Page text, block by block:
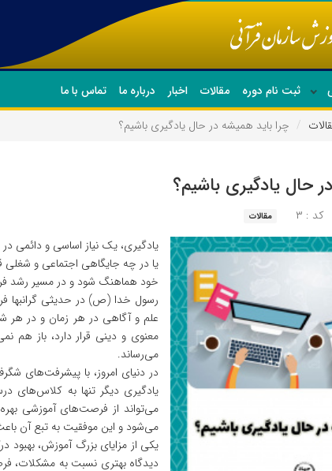
ثبت نام دوره مقالات اخبار درباره ما
تماس با ما
چرا باید همیشه در حال یادگیری باشیم؟
حال یادگیری باشیم؟
کد : ۳ مقالات
یادگیری، یک نیاز اساسی و دائمی
یا در چه جایگاهی اجتماعی و شغلی
خود هماهنگ شود و در مسیر رشد
رسول خدا (ص) در حدیثی گرانبها
علم و آگاهی در هر زمان و در هر
معنوی و دینی قرار دارد، باز هم
می‌رساند.
در دنیای امروز، با پیشرفت‌های
یادگیری دیگر تنها به کلاس‌های
می‌تواند از فرصت‌های آموزشی
می‌شود و این موفقیت به تبع آن
یکی از مزایای بزرگ آموزش،
دیدگاه بهتری نسبت به مشکلات،